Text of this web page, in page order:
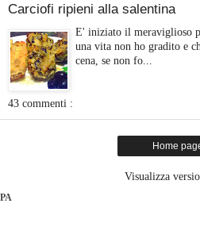
Carciofi ripieni alla salentina
E' iniziato il meraviglioso
una vita non ho gradito e
cena, se non fo...
43 commenti :
Home
Visualizza
PA